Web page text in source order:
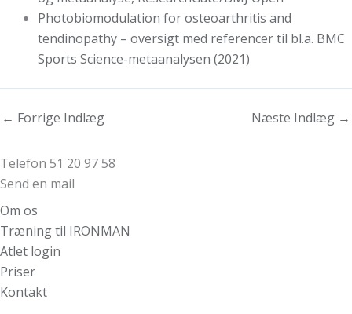
Photobiomodulation for osteoarthritis and
tendinopathy – oversigt med referencer til bl.a. BMC
Sports Science-metaanalysen (2021)
← Forrige Indlæg Næste Indlæg →
Telefon 51 20 97 58
Send en mail
Om os
Træning til IRONMAN
Atlet login
Priser
Kontakt